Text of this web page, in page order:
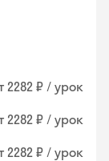
2282 ₽ / урок
2282 ₽ / урок
2282 ₽ / урок